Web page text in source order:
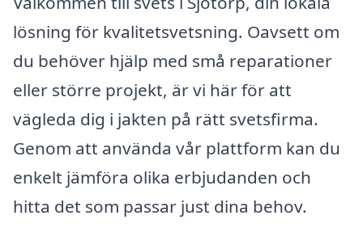
lösning för kvalitetsvetsning. Oavsett om
du behöver hjälp med små reparationer
eller större projekt, är vi här för att
vägleda dig i jakten på rätt svetsfirma.
Genom att använda vår plattform kan du
enkelt jämföra olika erbjudanden och
hitta det som passar just dina behov.